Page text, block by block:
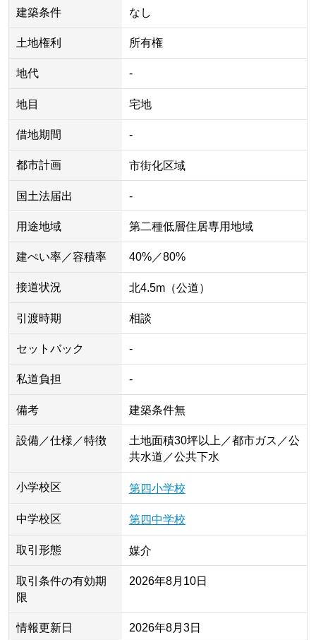
建築条件 なし
土地権利 所有権
地代 -
地目 宅地
借地期間 -
都市計画 市街化区域
国土法届出 -
用途地域 第二種低層住居専用地域
建ぺい率／容積率 40%／80%
接道状況 北4.5m（公道）
引渡時期 相談
セットバック -
私道負担 -
備考 建築条件無
設備／仕様／特徴
土地面積30坪以上／都市ガス／公
共水道／公共下水
小学校区 第四小学校
中学校区 第四中学校
取引形態 媒介
取引条件の有効期
限
2026年8月10日
情報更新日 2026年8月3日